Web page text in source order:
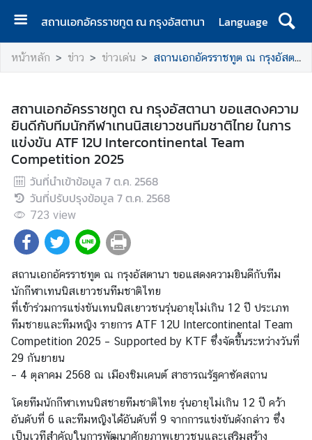
สถานเอกอัครราชทูต ณ กรุงอัสตานา
Language
ห
น้
ร
ก
เ
กี่
ย
ว
บ
อ
ท
.
วั
น
เ
ว
ล
หน้าหลัก ข่าว ข่าวเด่น สถานเอกอัครราชทูต ณ กรุงอัสตานา ขอแสดงความยินดีกับทีมนักกีฬาเทนนิสเยาวชนทีมชาติไทย ในการแข่งขัน ATF 12U Intercontinental Team Competition 2025
สถานเอกอัครราชทูต ณ กรุงอัสตานา ขอแสดงความ
ยินดีกับทีมนักกีฬาเทนนิสเยาวชนทีมชาติไทย ในการ
แข่งขัน ATF 12U Intercontinental Team
Competition 2025
วันที่นำเข้าข้อมูล 7 ต.ค. 2568
วันที่ปรับปรุงข้อมูล 7 ต.ค. 2568
723 view
สถานเอกอัครราชทูต ณ กรุงอัสตานา ขอแสดงความยินดีกับทีม
นักกีฬาเทนนิสเยาวชนทีมชาติไทย
ที่เข้าร่วมการแข่งขันเทนนิสเยาวชนรุ่นอายุไม่เกิน 12 ปี ประเภท
ทีมชายและทีมหญิง รายการ ATF 12U Intercontinental Team
Competition 2025 – Supported by KTF ซึ่งจัดขึ้นระหว่างวันที่
29 กันยายน
– 4 ตุลาคม 2568 ณ เมืองชิมเคนต์ สาธารณรัฐคาซัคสถาน
โดยทีมนักกีฬาเทนนิสชายทีมชาติไทย รุ่นอายุไม่เกิน 12 ปี คว้า
อันดับที่ 6 และทีมหญิงได้อันดับที่ 9 จากการแข่งขันดังกล่าว ซึ่ง
เป็นเวทีสำคัญในการพัฒนาศักยภาพเยาวชนและเสริมสร้าง